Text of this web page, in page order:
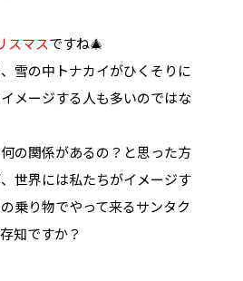
スマスですね🎄
雪の中トナカイがひくそりに
メージする人も多いのではな
の関係があるの？と思った方
世界には私たちがイメージす
乗り物でやって来るサンタク
知ですか？